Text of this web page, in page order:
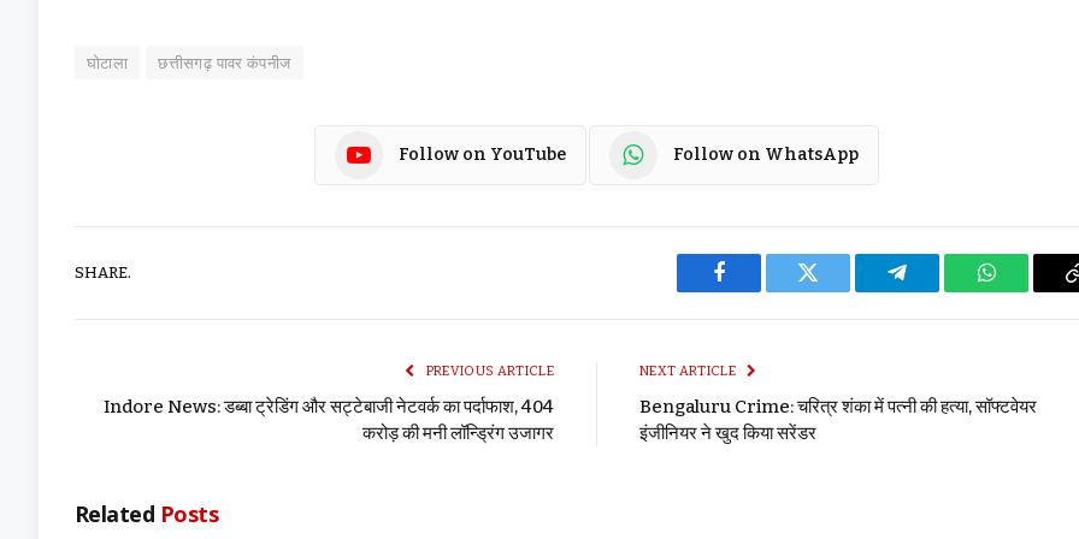
घोटाला छत्तीसगढ़ पावर कंपनीज
Follow on YouTube Follow on WhatsApp
SHARE.
Facebook Twitter Telegram WhatsApp
PREVIOUS ARTICLE
Indore News: डब्बा ट्रेडिंग और सट्टेबाजी नेटवर्क का पर्दाफाश, 404
करोड़ की मनी लॉन्ड्रिंग उजागर
NEXT ARTICLE
Bengaluru Crime: चरित्र शंका में पत्नी की हत्या, सॉफ्टवेयर
इंजीनियर ने खुद किया सरेंडर
Related Posts